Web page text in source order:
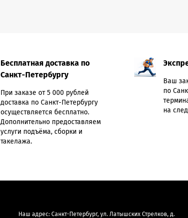
Бесплатная доставка по
Санкт-Петербургу
При заказе от 5 000 рублей
доставка по Санкт-Петербургу
осуществляется бесплатно.
Дополнительно предоставляем
услуги подъёма, сборки и
такелажа.
Ваш
по
на
Наш адрес: Санкт-Петербург, ул. Латышских Стрелков, д.